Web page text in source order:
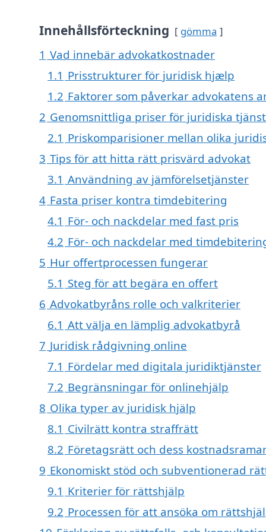
Innehållsförteckning gömma
1 Vad innebär advokatkostnader
1.1 Prisstrukturer för juridisk hjælp
1.2 Faktorer som påverkar advokatens
2 Genomsnittliga priser för juridiska
2.1 Priskomparisioner mellan olika
3 Tips för att hitta rätt prisvärd advokat
3.1 Användning av jämförelsetjänster
4 Fasta priser kontra timdebitering
4.1 För- och nackdelar med fast pris
4.2 För- och nackdelar med
5 Hur offertprocessen fungerar
5.1 Steg för att begära en offert
6 Advokatbyråns rolle och valkriterier
6.1 Att välja en lämplig advokatbyrå
7 Juridisk rådgivning online
7.1 Fördelar med digitala juridiktjänster
7.2 Begränsningar för onlinehjälp
8 Olika typer av juridisk hjälp
8.1 Civilrätt kontra straffrätt
8.2 Företagsrätt och dess
9 Ekonomiskt stöd och subventionerad
9.1 Kriterier för rättshjälp
9.2 Processen för att ansöka om